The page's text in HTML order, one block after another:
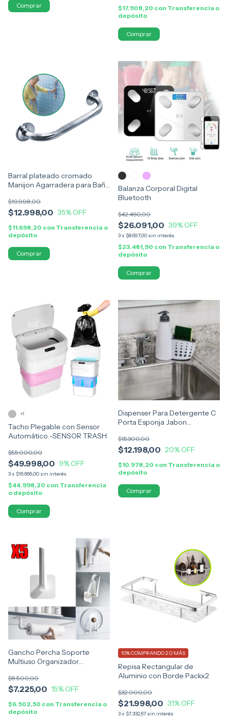
$17.908,20 con Transferencia o
depósito
Comprar
Barral plateado cromado
Manijon Agarradera para Baño
$12.998,00
$19.998,00
35% OFF
$11.698,20 con Transferencia o
depósito
Comprar
Balanza Corporal Digital
Bluetooth
$26.091,00
$42.460,00
39% OFF
3x $8.697,00 sin interés
$23.481,90 con Transferencia o
depósito
Comprar
Tacho Plegable con Sensor
Automático -SENSOR TRASH
$49.998,00
$55.000,00
9% OFF
3x $16.666,00 sin interés
$44.998,20 con Transferencia
o depósito
+1
Comprar
Dispenser Para Detergente C
Porta Esponja Jabon
$12.198,00
$15.300,00
20% OFF
$10.978,20 con Transferencia o
depósito
Gancho Percha Soporte
Multiuso Organizador
$7.225,00
$8.500,00
15% OFF
$6.502,50 con Transferencia o
depósito
Repisa Rectangular de
Aluminio con Borde Packx2
$21.998,00
$32.000,00
31% OFF
3x $7.332,67 sin interés
10%COMPRANDO 2 O MÁS